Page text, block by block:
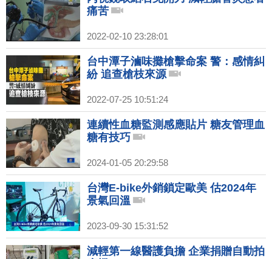
痛苦
2022-02-10 23:28:01
台中潭子滷味攤槍擊命案 警：感情糾
紛 追查槍枝來源
2022-07-25 10:51:24
連續性血糖監測感應貼片 糖友管理血
糖有技巧
2024-01-05 20:29:58
台灣E-bike外銷鎖定歐美 估2024年
景氣回溫
2023-09-30 15:31:52
減輕第一線醫護負擔 企業捐贈自動拍